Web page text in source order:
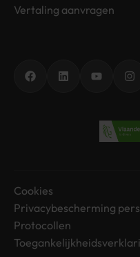
Vertaling aanvragen
FacebookLinkedInYouTube
Cookies
Privacybescherming
Protocollen